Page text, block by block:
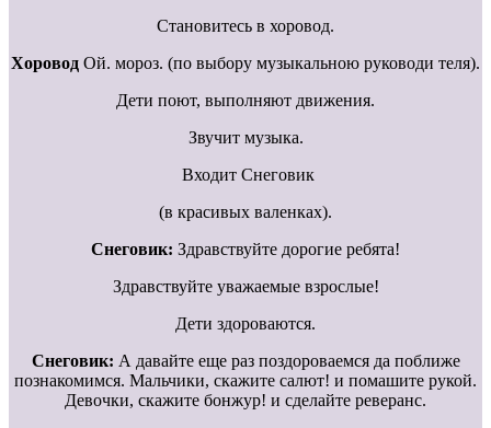
Становитесь в хоровод.
Хоровод Ой. мороз. (по выбору музыкальною руководи теля).
Дети поют, выполняют движения.
Звучит музыка.
Входит Снеговик
(в красивых валенках).
Снеговик: Здравствуйте дорогие ребята!
Здравствуйте уважаемые взрослые!
Дети здороваются.
Снеговик: А давайте еще раз поздороваемся да поближе
познакомимся. Мальчики, скажите салют! и помашите рукой.
Девочки, скажите бонжур! и сделайте реверанс.